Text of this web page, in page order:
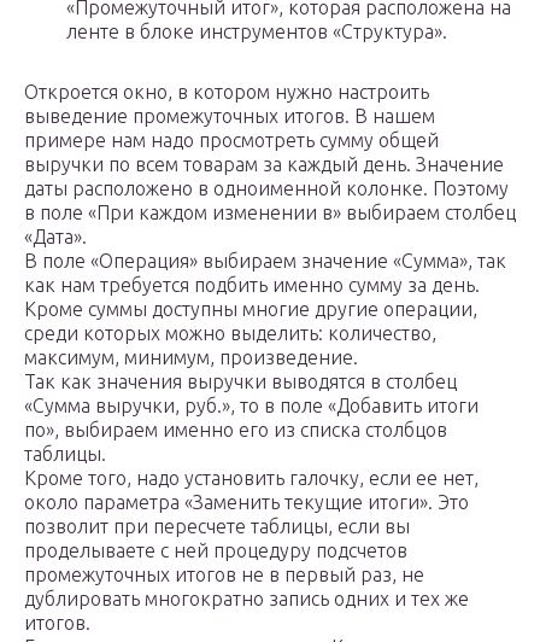
«Промежуточный итог», которая расположена на
ленте в блоке инструментов «Структура».
Откроется окно, в котором нужно настроить
выведение промежуточных итогов. В нашем
примере нам надо просмотреть сумму общей
выручки по всем товарам за каждый день. Значение
даты расположено в одноименной колонке. Поэтому
в поле «При каждом изменении в» выбираем столбец
«Дата».
В поле «Операция» выбираем значение «Сумма», так
как нам требуется подбить именно сумму за день.
Кроме суммы доступны многие другие операции,
среди которых можно выделить: количество,
максимум, минимум, произведение.
Так как значения выручки выводятся в столбец
«Сумма выручки, руб.», то в поле «Добавить итоги
по», выбираем именно его из списка столбцов
таблицы.
Кроме того, надо установить галочку, если ее нет,
около параметра «Заменить текущие итоги». Это
позволит при пересчете таблицы, если вы
проделываете с ней процедуру подсчетов
промежуточных итогов не в первый раз, не
дублировать многократно запись одних и тех же
итогов.